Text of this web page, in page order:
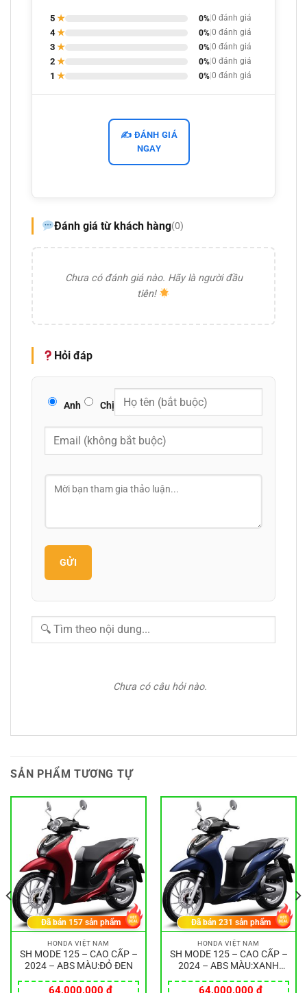
5 ★ 0% 0 đánh giá
4★ 0% 0 đánh giá
3 ★ 0% 0 đánh giá
2 ★ 0% 0 đánh giá
1 ★ 0% 0 đánh giá
✍️ ĐÁNH GIÁ
NGAY
Đánh giá từ khách hàng(0)
Chưa có đánh giá nào. Hãy là người đầu
tiên!
Hỏi đáp
Anh Chị
GỬI
Chưa có câu hỏi nào.
SẢN PHẨM TƯƠNG TỰ
HONDA VIỆT NAM
SH MODE 125 – CAO CẤP –
2024 – ABS MÀU:ĐỎ ĐEN
64,000,000 ₫
Đã bán 157 sản phẩm
HONDA VIỆT NAM
SH MODE 125 – CAO CẤP –
2024 – ABS MÀU:XANH
64,000,000 ₫
Đã bán231 sản phẩm